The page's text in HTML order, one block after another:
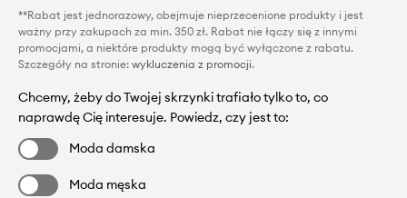
**Rabat jest jednorazowy, obejmuje nieprzecenione produkty i jest
ważny przy zakupach za min. 350 zł. Rabat nie łączy się z innymi
promocjami, a niektóre produkty mogą być wyłączone z rabatu.
Szczegóły na stronie: wykluczenia z promocji.
Chcemy, żeby do Twojej skrzynki trafiało tylko to, co
naprawdę Cię interesuje. Powiedz, czy jest to:
Moda damska
Moda męska